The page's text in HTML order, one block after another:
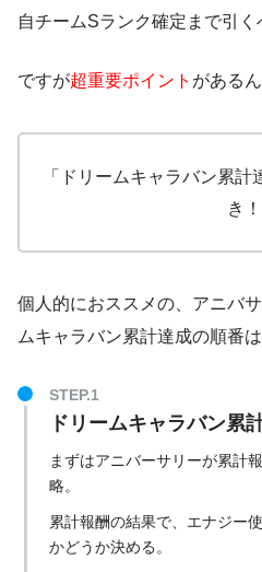
自チームSランク確定まで引く
ですが超重要ポイント があるん
「ドリームキャラバン累
き！
個人的におススメの、アニバ
ムキャラバン累計達成の順番
STEP.1
ドリームキャラバン累
まずはアニバーサリーが累計
略。
累計報酬の結果で、エナジー
かどうか決める。